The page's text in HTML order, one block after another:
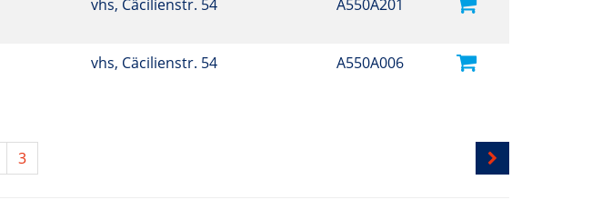
vhs, Cäcilienstr. 54 A550A201
vhs, Cäcilienstr. 54 A550A006
3